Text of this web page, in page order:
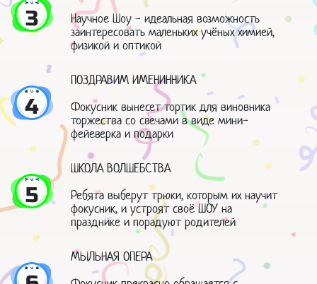
3
Научное Шоу - идеальная возможность
заинтересовать маленьких учёных химией,
физикой и оптикой
4
ПОЗДРАВИМ ИМЕНИННИКА
Фокусник вынесет тортик для виновника
торжества со свечами в виде мини-
фейеверка и подарки
5
ШКОЛА ВОЛШЕБСТВА
Ребята выберут трюки, которым их научит
фокусник, и устроят своё ШОУ на
празднике и порадуют родителей
МЫЛЬНАЯ ОПЕРА